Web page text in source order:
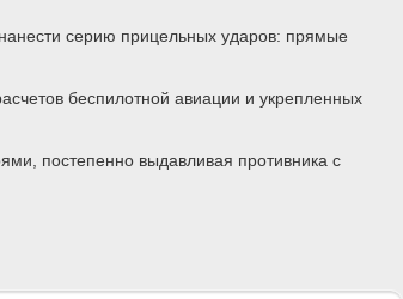
серию прицельных ударов: прямые
беспилотной авиации и укрепленных
постепенно выдавливая противника с